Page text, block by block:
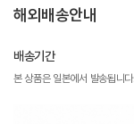
해외배송안내
배송기간
본 상품은 일본에서 발송됩니